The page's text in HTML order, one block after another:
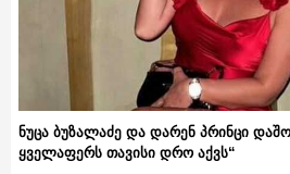
ნუცა ბუზალაძე და დარენ პრინცი
ყველაფერს თავისი დრო აქვს“